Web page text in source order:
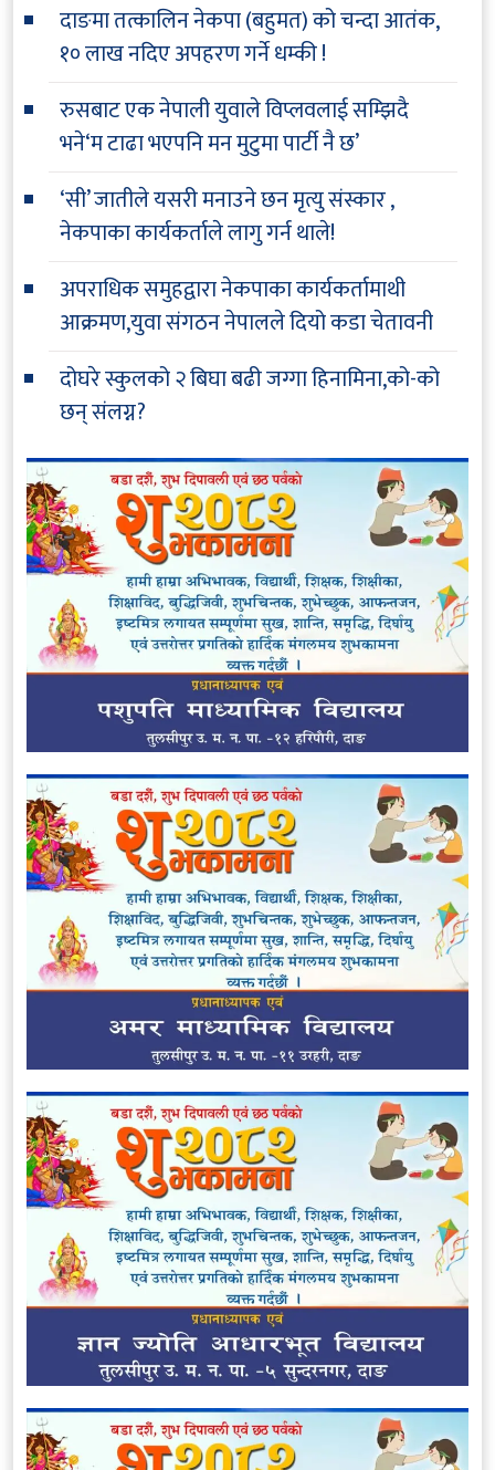
दाङमा तत्कालिन नेकपा (बहुमत) को चन्दा आतंक,
१० लाख नदिए अपहरण गर्ने धम्की !
रुसबाट एक नेपाली युवाले विप्लवलाई सम्झिदै
भने‘म टाढा भएपनि मन मुटुमा पार्टी नै छ’
‘सी’ जातीले यसरी मनाउने छन मृत्यु संस्कार ,
नेकपाका कार्यकर्ताले लागु गर्न थाले!
अपराधिक समुहद्वारा नेकपाका कार्यकर्तामाथी
आक्रमण,युवा संगठन नेपालले दियो कडा चेतावनी
दोघरे स्कुलको २ बिघा बढी जग्गा हिनामिना,को-को
छन् संलग्न?